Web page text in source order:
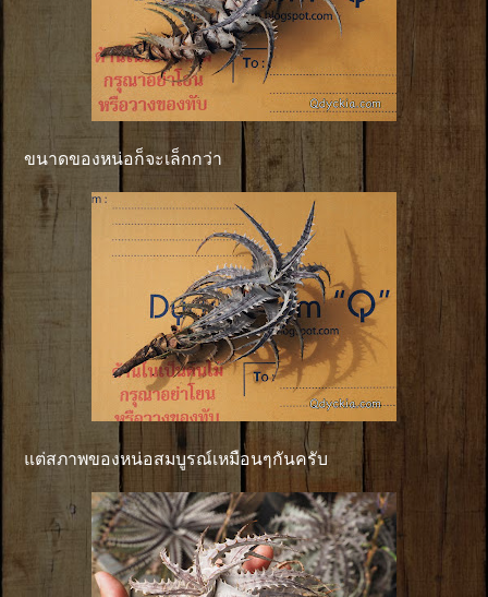
ขนาดของหน่อก็จะเล็กกว่า
แต่สภาพของหน่อสมบูรณ์เหมือนๆกันครับ